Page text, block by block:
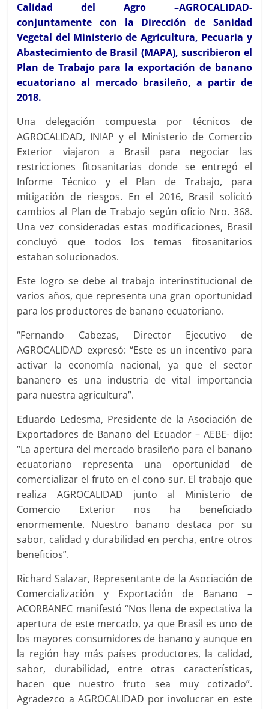
Calidad del Agro –AGROCALIDAD-
conjuntamente con la Dirección de Sanidad
Vegetal del Ministerio de Agricultura, Pecuaria y
Abastecimiento de Brasil (MAPA), suscribieron el
Plan de Trabajo para la exportación de banano
ecuatoriano al mercado brasileño, a partir de
2018.
Una delegación compuesta por técnicos de
AGROCALIDAD, INIAP y el Ministerio de Comercio
Exterior viajaron a Brasil para negociar las
restricciones fitosanitarias donde se entregó el
Informe Técnico y el Plan de Trabajo, para
mitigación de riesgos. En el 2016, Brasil solicitó
cambios al Plan de Trabajo según oficio Nro. 368.
Una vez consideradas estas modificaciones, Brasil
concluyó que todos los temas fitosanitarios
estaban solucionados.
Este logro se debe al trabajo interinstitucional de
varios años, que representa una gran oportunidad
para los productores de banano ecuatoriano.
“Fernando Cabezas, Director Ejecutivo de
AGROCALIDAD expresó: “Este es un incentivo para
activar la economía nacional, ya que el sector
bananero es una industria de vital importancia
para nuestra agricultura”.
Eduardo Ledesma, Presidente de la Asociación de
Exportadores de Banano del Ecuador – AEBE- dijo:
“La apertura del mercado brasileño para el banano
ecuatoriano representa una oportunidad de
comercializar el fruto en el cono sur. El trabajo que
realiza AGROCALIDAD junto al Ministerio de
Comercio Exterior nos ha beneficiado
enormemente. Nuestro banano destaca por su
sabor, calidad y durabilidad en percha, entre otros
beneficios”.
Richard Salazar, Representante de la Asociación de
Comercialización y Exportación de Banano –
ACORBANEC manifestó “Nos llena de expectativa la
apertura de este mercado, ya que Brasil es uno de
los mayores consumidores de banano y aunque en
la región hay más países productores, la calidad,
sabor, durabilidad, entre otras características,
hacen que nuestro fruto sea muy cotizado”.
Agradezco a AGROCALIDAD por involucrar en este